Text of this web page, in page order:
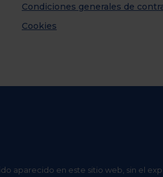
Condiciones generales de
Cookies
aparecido en este sitio web, sin el